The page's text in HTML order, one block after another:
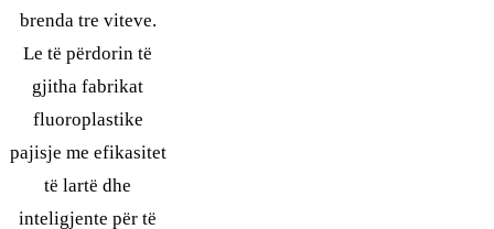
brenda tre viteve.
Le të përdorin të
gjitha fabrikat
fluoroplastike
pajisje me efikasitet
të lartë dhe
inteligjente për të